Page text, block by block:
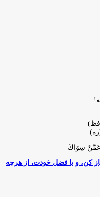
عَمَّنْ سِوَاكَ‏.
کن، و با فضل خودت، از هرچه